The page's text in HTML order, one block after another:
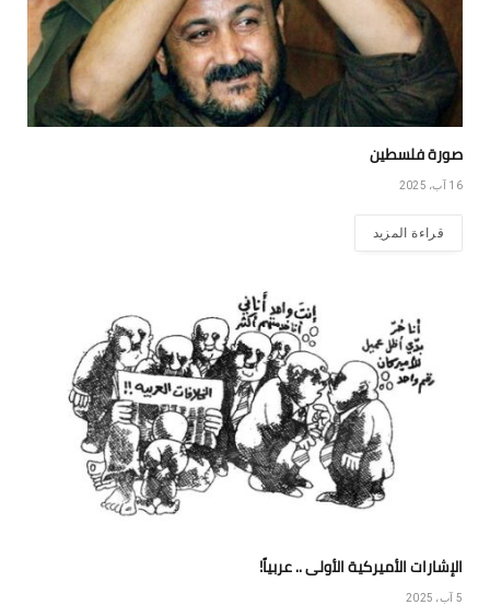
صورة فلسطين
16 آب، 2025
قراءة المزيد
الإشارات الأميركية الأولى .. عربياً!
5 آب، 2025